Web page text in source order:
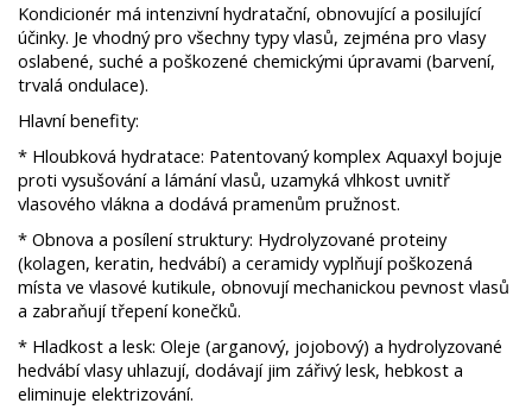
Kondicionér má intenzivní hydratační, obnovující a posilující
účinky. Je vhodný pro všechny typy vlasů, zejména pro vlasy
oslabené, suché a poškozené chemickými úpravami (barvení,
trvalá ondulace). ​
Hlavní benefity:
​* Hloubková hydratace: Patentovaný komplex Aquaxyl bojuje
proti vysušování a lámání vlasů, uzamyká vlhkost uvnitř
vlasového vlákna a dodává pramenům pružnost. ​
* Obnova a posílení struktury: Hydrolyzované proteiny
(kolagen, keratin, hedvábí) a ceramidy vyplňují poškozená
místa ve vlasové kutikule, obnovují mechanickou pevnost vlasů
a zabraňují třepení konečků. ​
* Hladkost a lesk: Oleje (arganový, jojobový) a hydrolyzované
hedvábí vlasy uhlazují, dodávají jim zářivý lesk, hebkost a
eliminuje elektrizování. ​